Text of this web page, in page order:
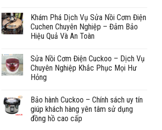
Khám Phá Dịch Vụ Sửa Nồi Cơm Điện
Cuchen Chuyên Nghiệp – Đảm Bảo
Hiệu Quả Và An Toàn
Sửa Nồi Cơm Điện Cuckoo – Dịch Vụ
Chuyên Nghiệp Khắc Phục Mọi Hư
Hỏng
Bảo hành Cuckoo – Chính sách uy tín
giúp khách hàng yên tâm sử dụng
đồng hồ cao cấp